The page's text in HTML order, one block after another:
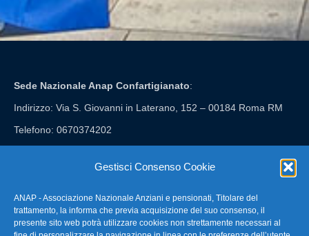
Gestisci Consenso Cookie
ANAP - Associazione Nazionale Anziani e pensionati, Titolare del
trattamento, la informa che previa acquisizione del suo consenso, il
presente sito web potrà utilizzare cookies non strettamente necessari al
Sede Nazionale Anap Confartigianato:
Indirizzo: Via S. Giovanni in Laterano, 152 – 00184 Roma RM
Telefono: 0670374202
FAQ – Domande Frequenti